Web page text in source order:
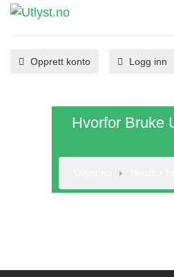
Opprett konto Logg inn
Hvorfor Bruke